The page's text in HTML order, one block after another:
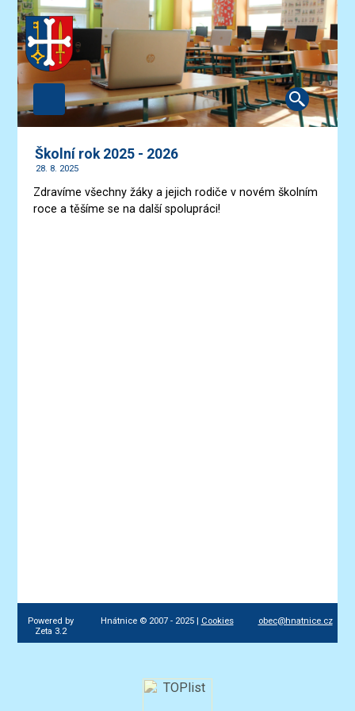
Školní rok 2025 - 2026
28. 8. 2025
Zdravíme všechny žáky a jejich rodiče v novém školním
roce a těšíme se na další spolupráci!
Powered by
Zeta 3.2
Hnátnice © 2007 - 2025 | Cookies obec@hnatnice.cz